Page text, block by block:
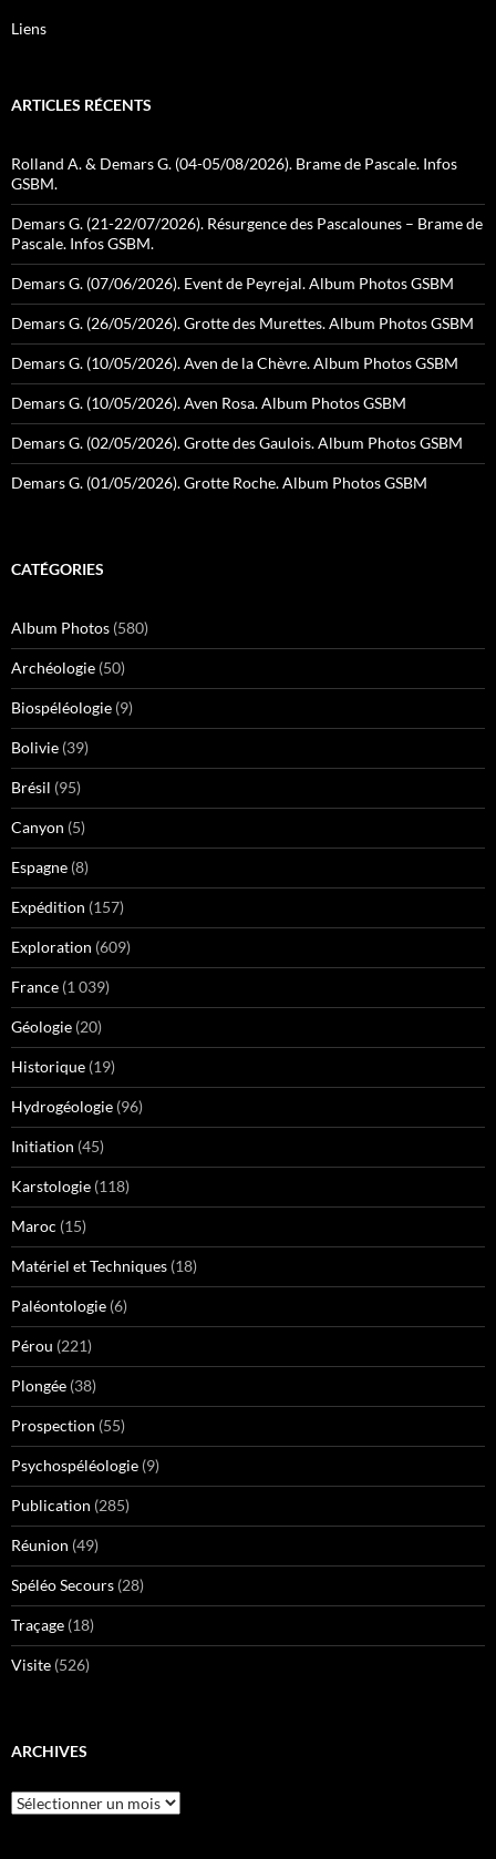
Liens
ARTICLES RÉCENTS
Rolland A. & Demars G. (04-05/08/2026). Brame de Pascale. Infos
GSBM.
Demars G. (21-22/07/2026). Résurgence des Pascalounes – Brame de
Pascale. Infos GSBM.
Demars G. (07/06/2026). Event de Peyrejal. Album Photos GSBM
Demars G. (26/05/2026). Grotte des Murettes. Album Photos GSBM
Demars G. (10/05/2026). Aven de la Chèvre. Album Photos GSBM
Demars G. (10/05/2026). Aven Rosa. Album Photos GSBM
Demars G. (02/05/2026). Grotte des Gaulois. Album Photos GSBM
Demars G. (01/05/2026). Grotte Roche. Album Photos GSBM
CATÉGORIES
Album Photos (580)
Archéologie (50)
Biospéléologie (9)
Bolivie (39)
Brésil (95)
Canyon (5)
Espagne (8)
Expédition (157)
Exploration (609)
France (1 039)
Géologie (20)
Historique (19)
Hydrogéologie (96)
Initiation (45)
Karstologie (118)
Maroc (15)
Matériel et Techniques (18)
Paléontologie (6)
Pérou (221)
Plongée (38)
Prospection (55)
Psychospéléologie (9)
Publication (285)
Réunion (49)
Spéléo Secours (28)
Traçage (18)
Visite (526)
ARCHIVES
Archives